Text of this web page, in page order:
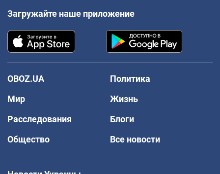
Загружайте наше приложение
OBOZ.UA
Политика
Мир
Жизнь
Расследования
Блоги
Общество
Все новости